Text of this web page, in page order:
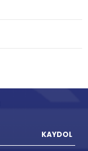
KAYDOL